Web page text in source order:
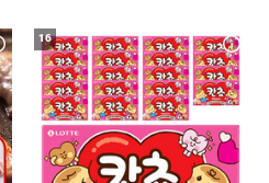
16